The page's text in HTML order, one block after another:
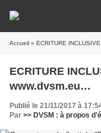
Accueil » ECRITURE
ECRITURE
www.dvsm.eu…
Publié le 21/11/2017 à
Par >> DVSM : à propos